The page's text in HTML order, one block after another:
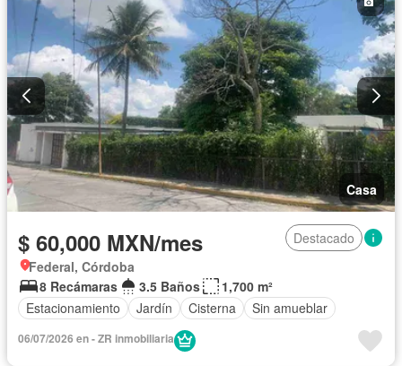
Casa
$ 60,000 MXN/mes
Destacado
Federal, Córdoba
8 Recámaras
3.5 Baños
1,700 m²
Estacionamiento
Jardín Cisterna Sin amueblar
06/07/2026 en - ZR inmobiliaria